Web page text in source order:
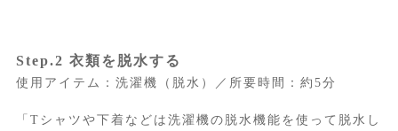
Step.2 衣類を脱水する
使用アイテム：洗濯機（脱水）／所要時間：約5分
「Tシャツや下着などは洗濯機の脱水機能を使って脱水し